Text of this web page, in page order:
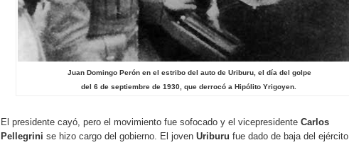
Juan Domingo Perón en el estribo del auto de Uriburu, el día del golpe
del 6 de septiembre de 1930, que derrocó a Hipólito Yrigoyen.
El presidente cayó, pero el movimiento fue sofocado y el vicepresidente Carlos
Pellegrini se hizo cargo del gobierno. El joven Uriburu fue dado de baja del ejército,